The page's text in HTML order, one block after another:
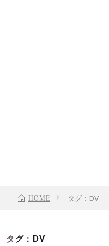
HOME タグ：DV
タグ：DV